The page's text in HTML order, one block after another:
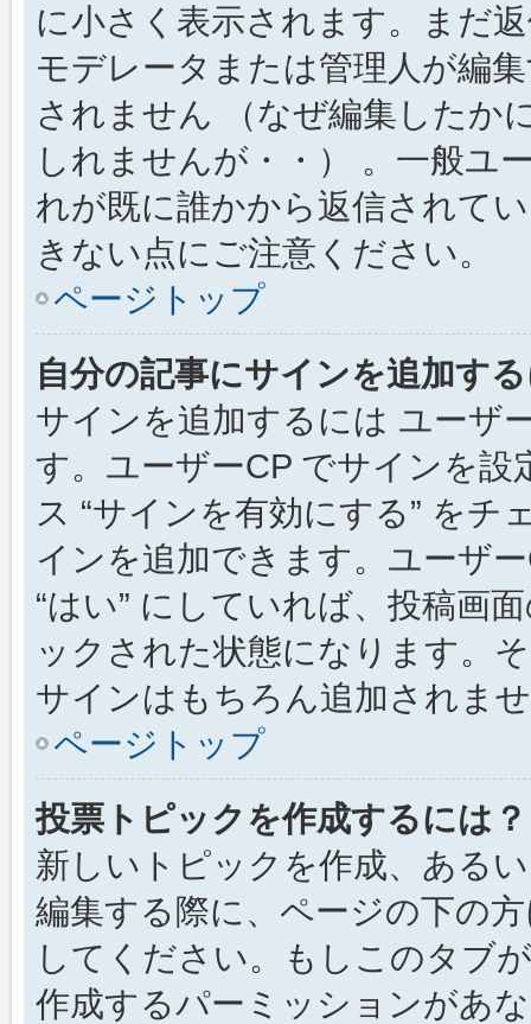
に小さく表示されます。まだ
モデレータまたは管理人が編
されません （なぜ編集したか
しれませんが・・） 。一般ユ
れが既に誰かから返信されて
きない点にご注意ください。
ページトップ
自分の記事にサインを追加す
サインを追加するには ユーザ
す。ユーザーCP でサインを
ス “サインを有効にする” を
インを追加できます。ユーザ
“はい” にしていれば、投稿画
ックされた状態になります。
サインはもちろん追加されま
ページトップ
投票トピックを作成するには？
新しいトピックを作成、ある
編集する際に、ページの下の
してください。もしこのタブ
作成するパーミッションがあ